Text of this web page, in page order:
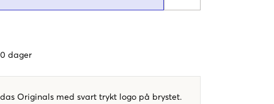
dager
Originals med svart trykt logo på brystet.